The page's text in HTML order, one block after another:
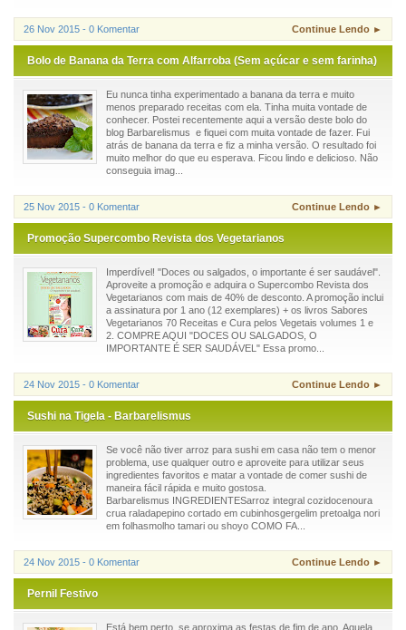
26 Nov 2015 - 0 Komentar Continue Lendo ►
Bolo de Banana da Terra com Alfarroba (Sem açúcar e sem farinha)
Eu nunca tinha experimentado a banana da terra e muito
menos preparado receitas com ela. Tinha muita vontade de
conhecer. Postei recentemente aqui a versão deste bolo do
blog Barbarelismus e fiquei com muita vontade de fazer. Fui
atrás de banana da terra e fiz a minha versão. O resultado foi
muito melhor do que eu esperava. Ficou lindo e delicioso. Não
conseguia imag...
25 Nov 2015 - 0 Komentar Continue Lendo ►
Promoção Supercombo Revista dos Vegetarianos
Imperdível! "Doces ou salgados, o importante é ser saudável".
Aproveite a promoção e adquira o Supercombo Revista dos
Vegetarianos com mais de 40% de desconto. A promoção inclui
a assinatura por 1 ano (12 exemplares) + os livros Sabores
Vegetarianos 70 Receitas e Cura pelos Vegetais volumes 1 e
2. COMPRE AQUI "DOCES OU SALGADOS, O
IMPORTANTE É SER SAUDÁVEL" Essa promo...
24 Nov 2015 - 0 Komentar Continue Lendo ►
Sushi na Tigela - Barbarelismus
Se você não tiver arroz para sushi em casa não tem o menor
problema, use qualquer outro e aproveite para utilizar seus
ingredientes favoritos e matar a vontade de comer sushi de
maneira fácil rápida e muito gostosa.
Barbarelismus INGREDIENTESarroz integral cozidocenoura
crua raladapepino cortado em cubinhosgergelim pretoalga nori
em folhasmolho tamari ou shoyo COMO FA...
24 Nov 2015 - 0 Komentar Continue Lendo ►
Pernil Festivo
Está bem perto, se aproxima as festas de fim de ano. Aquela